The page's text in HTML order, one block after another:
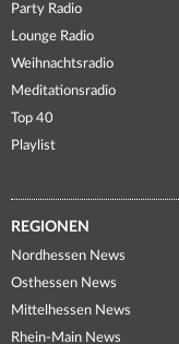
Party Radio
Lounge Radio
Weihnachtsradio
Meditationsradio
Top 40
Playlist
REGIONEN
Nordhessen News
Osthessen News
Mittelhessen News
Rhein-Main News